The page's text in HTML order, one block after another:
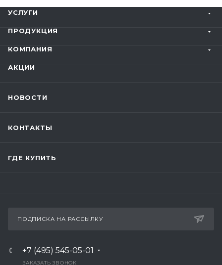
УСЛУГИ
ПРОДУКЦИЯ
КОМПАНИЯ
АКЦИИ
НОВОСТИ
КОНТАКТЫ
ГДЕ КУПИТЬ
ПОДПИСКА НА РАССЫЛКУ
+7 (495) 545-05-01
ЗАКАЗАТЬ ЗВОНОК